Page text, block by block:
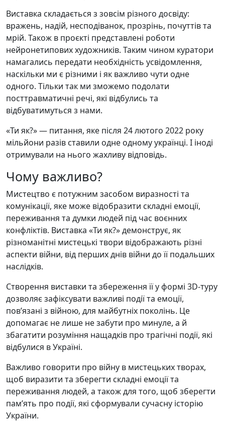
Виставка складається з зовсім різного досвіду:
вражень, надій, несподіванок, прозрінь, почуттів та
мрій. Також в проєкті представлені роботи
нейронетипових художників. Таким чином куратори
намагались передати необхідність усвідомлення,
наскільки ми є різними і як важливо чути одне
одного. Тільки так ми зможемо подолати
посттравматичні речі, які відбулись та
відбуватимуться з нами.
«Ти як?» — питання, яке після 24 лютого 2022 року
мільйони разів ставили одне одному українці. І іноді
отримували на нього жахливу відповідь.
Чому важливо?
Мистецтво є потужним засобом виразності та
комунікації, яке може відобразити складні емоції,
переживання та думки людей під час воєнних
конфліктів. Виставка «Ти як?» демонструє, як
різноманітні мистецькі твори відображають різні
аспекти війни, від перших днів війни до її подальших
наслідків.
Створення виставки та збереження її у формі 3D-туру
дозволяє зафіксувати важливі події та емоції,
пов’язані з війною, для майбутніх поколінь. Це
допомагає не лише не забути про минуле, а й
збагатити розуміння нащадків про трагічні події, які
відбулися в Україні.
Важливо говорити про війну в мистецьких творах,
щоб виразити та зберегти складні емоції та
переживання людей, а також для того, щоб зберегти
пам’ять про події, які сформували сучасну історію
України.